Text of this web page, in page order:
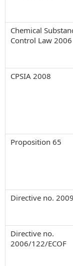
Chemical
Control Law 2006
CPSIA 2008
Proposition 65
Directive no.
Directive no.
2006/122/ECOF